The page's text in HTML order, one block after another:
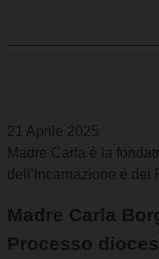
21 Aprile 2025
Madre Carla è la
dell’Incarnazione e dei
Madre Carla
Processo